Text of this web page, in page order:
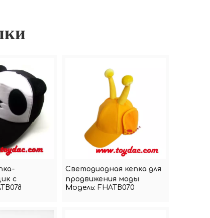
с
Светодиодная кепка для
продвижения моды
Модель: FHATB070